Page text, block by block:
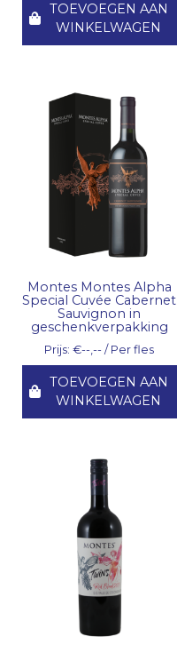
TOEVOEGEN AAN
WINKELWAGEN
Montes Montes Alpha
Special Cuvée Cabernet
Sauvignon in
geschenkverpakking
Prijs: €--,-- / Per fles
TOEVOEGEN AAN
WINKELWAGEN